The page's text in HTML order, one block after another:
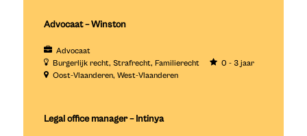
Advocaat – Winston
Advocaat
Burgerlijk recht Strafrecht Familierecht
0 - 3 jaar
Oost-Vlaanderen West-Vlaanderen
Legal office manager – Intinya